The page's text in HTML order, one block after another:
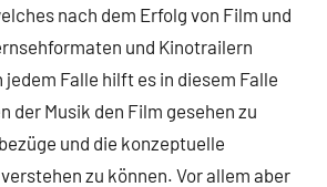
nach dem Erfolg von Film und
und Kinotrailern
Falle hilft es in diesem Falle
der Musik den Film gesehen zu
und die konzeptuelle
zu können. Vor allem aber